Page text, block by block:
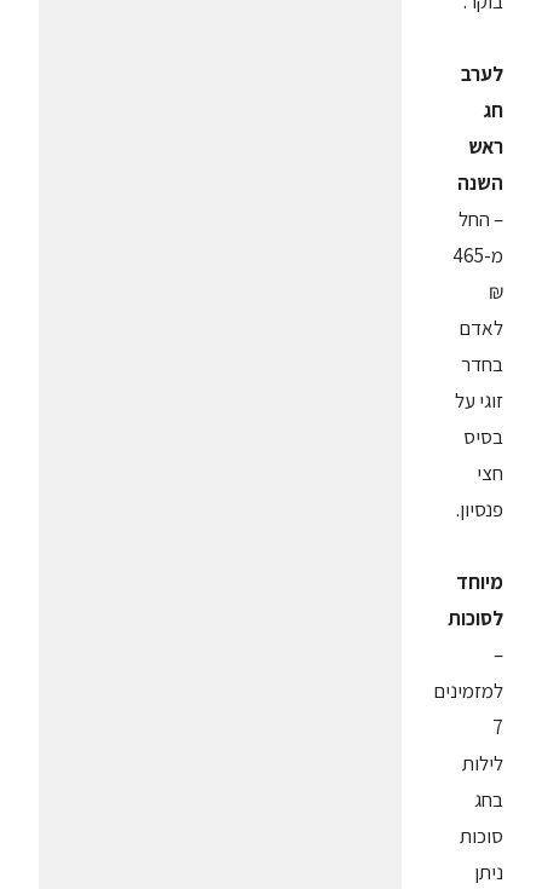
לערב
חג
ראש
השנה
– החל
מ-465
₪
לאדם
בחדר
זוגי על
בסיס
חצי
פנסיון.
מיוחד
לסוכות
–
למזמינים
7
לילות
בחג
סוכות
ניתן